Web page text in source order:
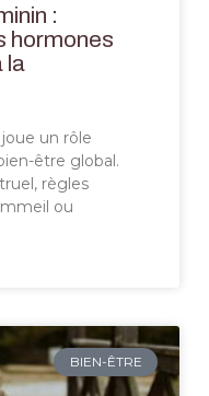
:
hormones
la
un rôle
être global.
règles
ou
BIEN-ÊTRE